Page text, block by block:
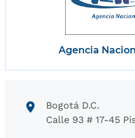
Agencia
Bogotá D.C.
Calle 93 # 17-45